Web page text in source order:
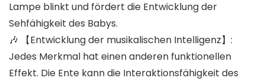
Lampe blinkt und fördert die Entwicklung der
Sehfähigkeit des Babys.
🎶 【Entwicklung der musikalischen Intelligenz】:
Jedes Merkmal hat einen anderen funktionellen
Effekt. Die Ente kann die Interaktionsfähigkeit des